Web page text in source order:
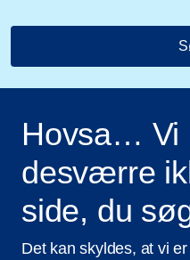
Hovsa… Vi
desværre
side, du
Det kan skyldes, at vi